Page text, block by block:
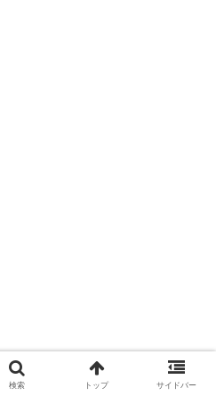
検索 トップ サイドバー